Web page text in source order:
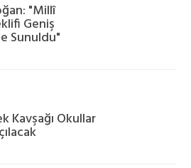
"Millî
Geniş
Sunuldu"
Kavşağı Okullar